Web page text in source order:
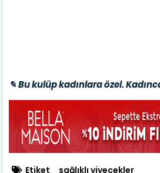
✎ Bu kulüp kadınlara özel.
Etiket sağlıklı yiyecekler